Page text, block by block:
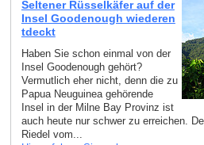
Seltener Rüsselkäfer auf der
Insel Goodenough wiederen
tdeckt
Haben Sie schon einmal von der
Insel Goodenough gehört?
Vermutlich eher nicht, denn die zu
Papua Neuguinea gehörende
Insel in der Milne Bay Provinz ist
auch heute nur schwer zu erreichen.
Riedel vom...